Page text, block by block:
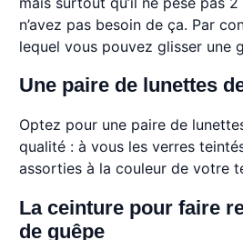
n’avez pas besoin de ça. Par
lequel vous pouvez glisser une
Une paire de lunettes
Optez pour une paire de
qualité : à vous les verres
assorties à la couleur de votre
La ceinture pour faire
de guêpe